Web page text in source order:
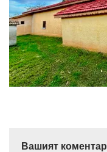
Вашият коментар